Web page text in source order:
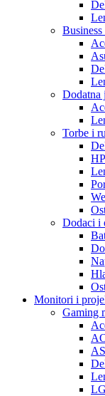
Dodatna
Torbe i
Dodaci i
Monitori i
Gaming